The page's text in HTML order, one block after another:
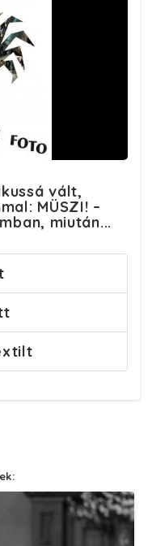
vált,
MÜSZI! –
miután...